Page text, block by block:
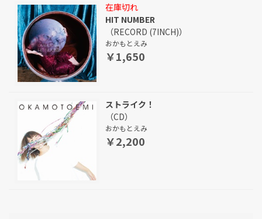
在庫切れ
HIT NUMBER
（RECORD (7INCH)）
おかもとえみ
￥1,650
ストライク！
（CD）
おかもとえみ
￥2,200